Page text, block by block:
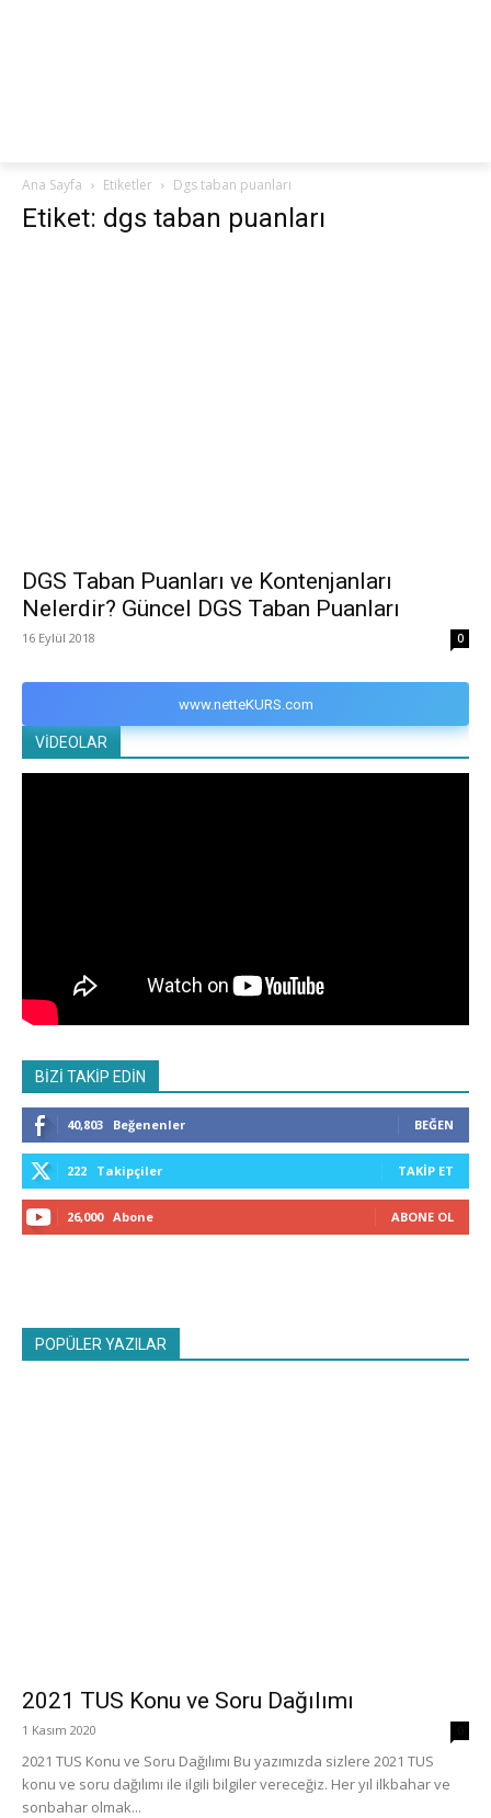
Ana Sayfa Etiketler Dgs taban puanları
Etiket: dgs taban puanları
DGS Taban Puanları ve Kontenjanları
Nelerdir? Güncel DGS Taban Puanları
16 Eylül 2018 0
www.netteKURS.com
VİDEOLAR
BİZİ TAKİP EDİN
40,803 Beğenenler BEĞEN
222 Takipçiler TAKIP ET
26,000 Abone ABONE OL
POPÜLER YAZILAR
2021 TUS Konu ve Soru Dağılımı
1 Kasım 2020
2021 TUS Konu ve Soru Dağılımı Bu yazımızda sizlere 2021 TUS
konu ve soru dağılımı ile ilgili bilgiler vereceğiz. Her yıl ilkbahar ve
sonbahar olmak...